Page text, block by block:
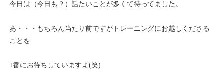
今日は（今日も？）話たいことが多くて待ってました。
あ・・・もちろん当たり前ですがトレーニングにお越しくださる
ことを
1番にお待ちしていますよ(笑)